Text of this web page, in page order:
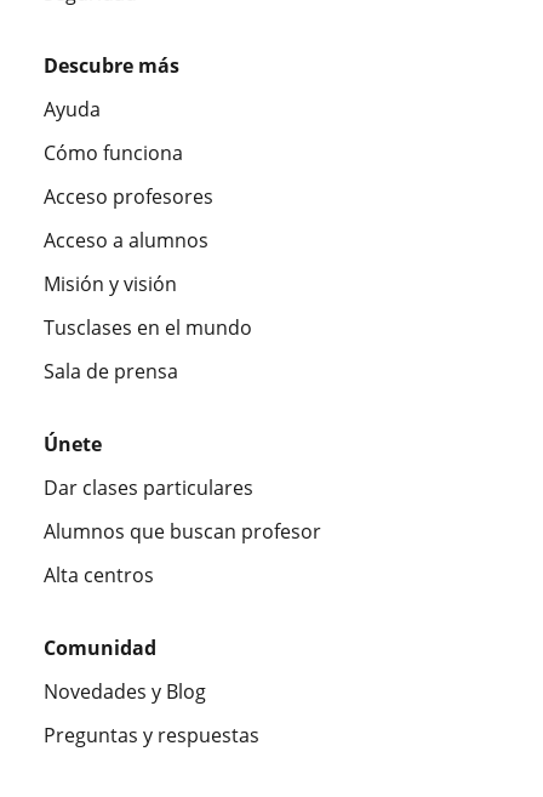
Descubre más
Ayuda
Cómo funciona
Acceso profesores
Acceso a alumnos
Misión y visión
Tusclases en el mundo
Sala de prensa
Únete
Dar clases particulares
Alumnos que buscan profesor
Alta centros
Comunidad
Novedades y Blog
Preguntas y respuestas